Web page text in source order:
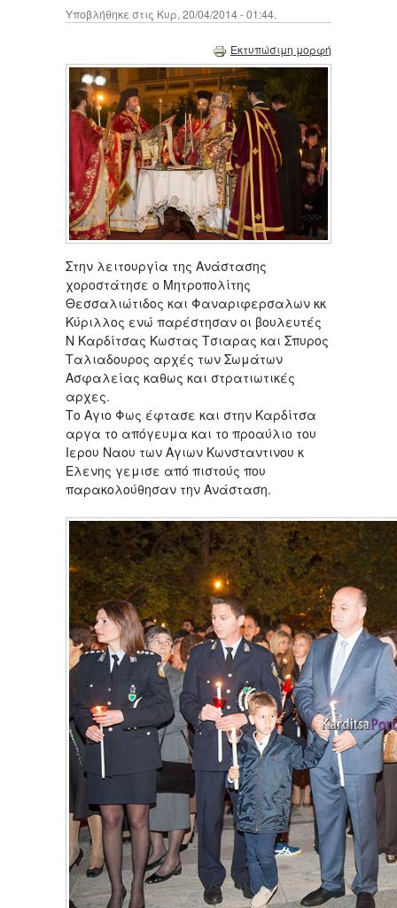
Υποβλήθηκε στις Κυρ, 20/04/2014 - 01:44.
Εκτυπώσιμη μορφή
Στην λειτουργία της Ανάστασης
χοροστάτησε ο Μητροπολίτης
Θεσσαλιώτιδος και Φαναριφερσαλων κκ
Κύριλλος ενώ παρέστησαν οι βουλευτές
Ν Καρδίτσας Κωστας Τσιαρας και Σπυρος
Ταλιαδουρος αρχές των Σωμάτων
Ασφαλείας καθως και στρατιωτικές
αρχες.
Το Αγιο Φως έφτασε και στην Καρδίτσα
αργα το απόγευμα και το προαύλιο του
Ιερου Ναου των Αγιων Κωνσταντινου κ
Ελενης γεμισε από πιστούς που
παρακολούθησαν την Ανάσταση.